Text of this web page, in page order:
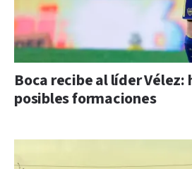
Boca recibe al líder Vélez:
posibles formaciones